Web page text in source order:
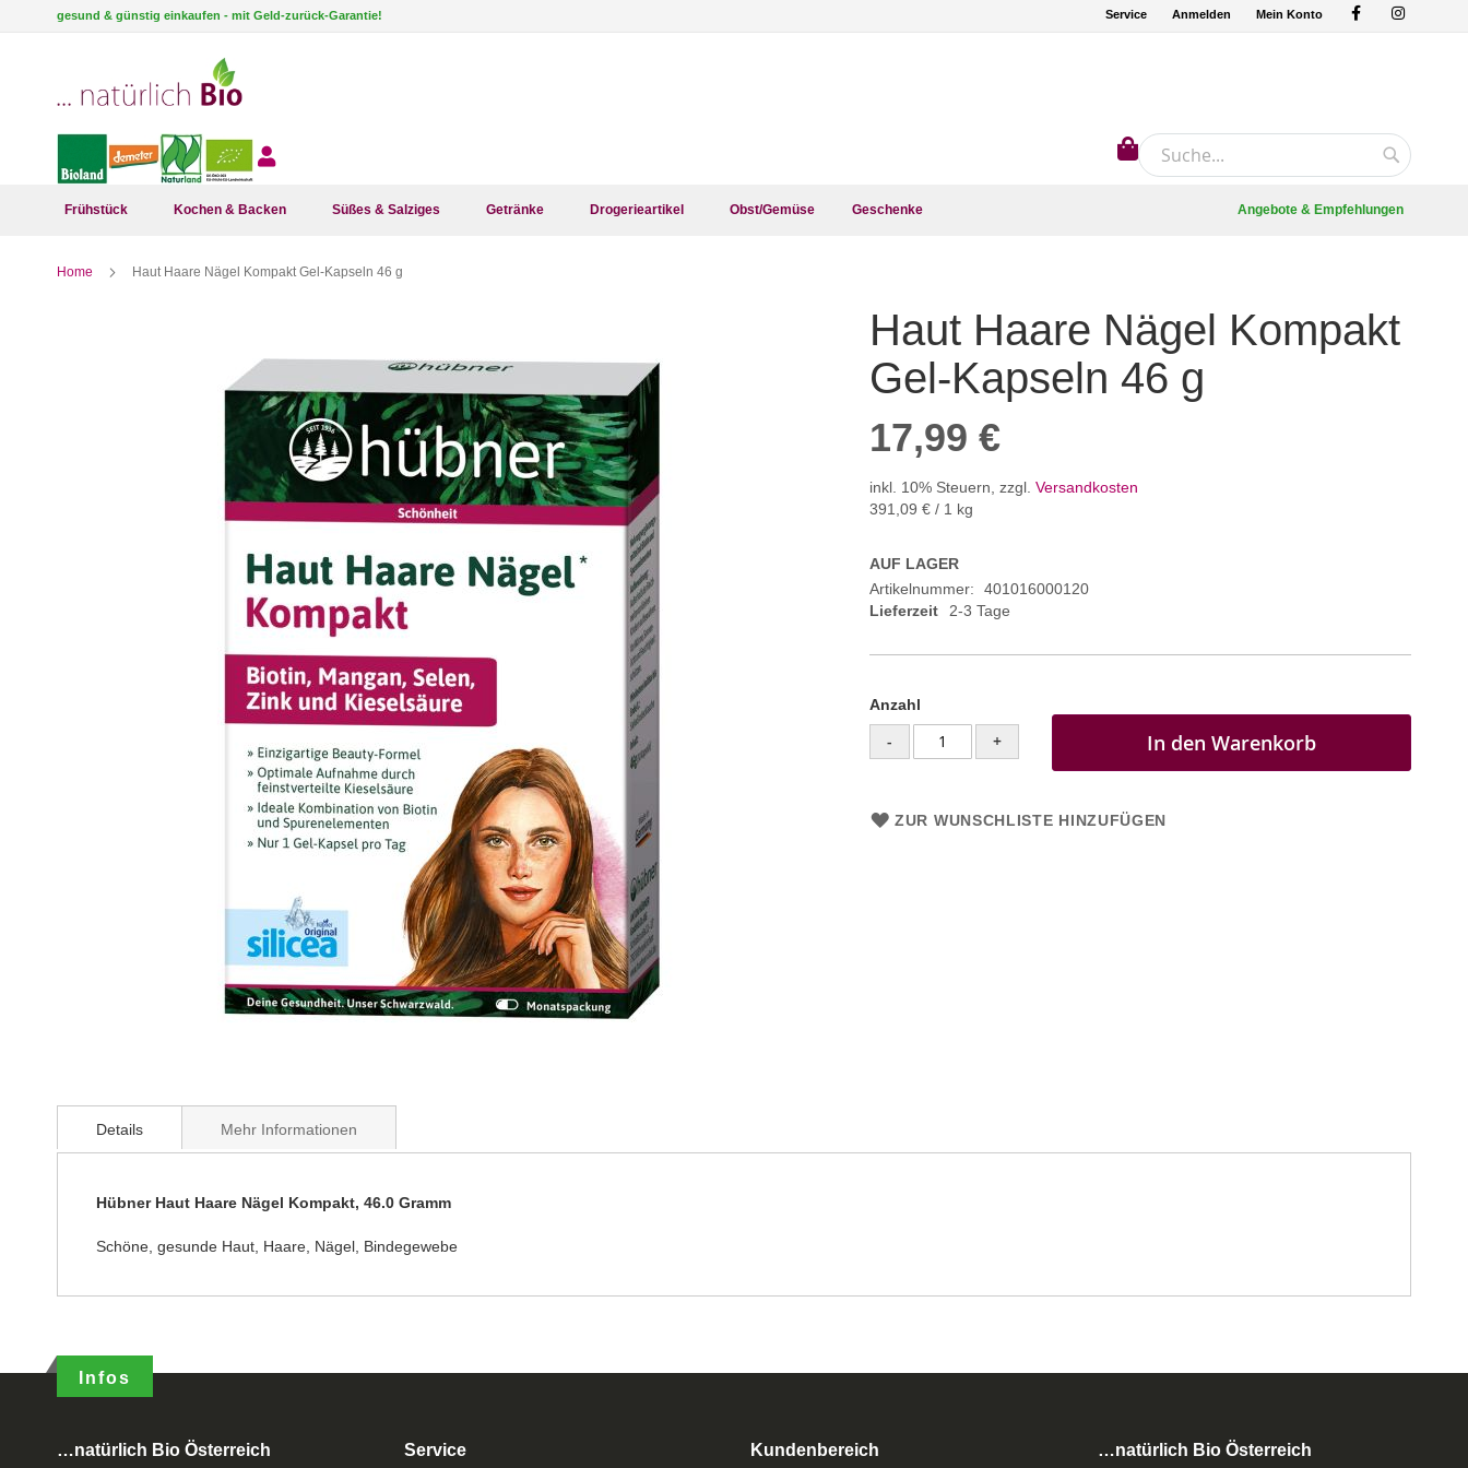
Direkt
gesund & günstig einkaufen - mit Geld-zurück-Garantie! Service Anmelden Mein Konto
Suche
Mein Warenkorb
Frühstück Kochen & Backen Süßes & Salziges Getränke Drogerieartikel Obst/Gemüse Geschenke Angebote & Empfehlungen
Home Haut Haare Nägel Kompakt Gel-Kapseln 46 g
Bildergalerie
Haut Haare Nägel Kompakt
Gel-Kapseln 46 g
17,99 €
inkl. 10% Steuern zzgl. Versandkosten
391,09 € / 1 kg
AUF LAGER
Artikelnummer
401016000120
Lieferzeit
2-3 Tage
Anzahl
- + In den Warenkorb
ZUR WUNSCHLISTE HINZUFÜGEN
Details
Hübner Haut Haare Nägel Kompakt, 46.0 Gramm
Schöne, gesunde Haut, Haare, Nägel, Bindegewebe
Mehr Informationen
Infos
…natürlich Bio Österreich Service Kundenbereich …natürlich Bio Österreich